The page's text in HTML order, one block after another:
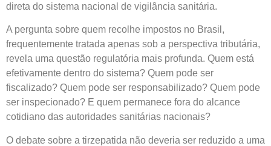
direta do sistema nacional de vigilância sanitária.
A pergunta sobre quem recolhe impostos no Brasil,
frequentemente tratada apenas sob a perspectiva tributária,
revela uma questão regulatória mais profunda. Quem está
efetivamente dentro do sistema? Quem pode ser
fiscalizado? Quem pode ser responsabilizado? Quem pode
ser inspecionado? E quem permanece fora do alcance
cotidiano das autoridades sanitárias nacionais?
O debate sobre a tirzepatida não deveria ser reduzido a uma